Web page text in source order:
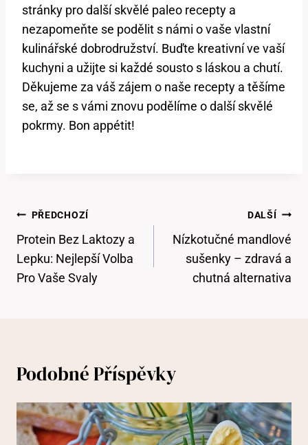
stránky pro další skvělé paleo recepty a
nezapomeňte se podělit s námi o vaše vlastní
kulinářské dobrodružství. Buďte kreativní ve vaší
kuchyni a užijte si každé sousto s láskou a chutí.
Děkujeme za váš zájem o naše recepty a těšíme
se, až se s vámi znovu podělíme o další skvělé
pokrmy. Bon appétit!
Navigace
Pro
Příspěvek
PŘEDCHOZÍ
Protein Bez Laktozy a
Lepku: Nejlepší Volba
Pro Vaše Svaly
DALŠÍ
Nízkotučné mandlové
sušenky – zdravá a
chutná alternativa
Podobné Příspěvky